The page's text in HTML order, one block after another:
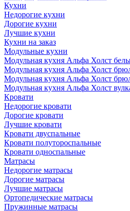
Кухни
Недорогие кухни
Дорогие кухни
Лучшие кухни
Кухни на заказ
Модульные кухни
Модульная кухня Альфа Холст
Модульная кухня Альфа Холст
Модульная кухня Альфа Холст
Модульная кухня Альфа Холст
Кровати
Недорогие кровати
Дорогие кровати
Лучшие кровати
Кровати двуспальные
Кровати полутороспальные
Кровати односпальные
Матрасы
Недорогие матрасы
Дорогие матрасы
Лучшие матрасы
Ортопедические матрасы
Пружинные матрасы